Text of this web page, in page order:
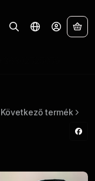
A
Következő termék